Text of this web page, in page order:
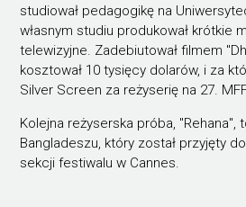
studiował pedagogikę na
własnym studiu produkował krótkie
telewizyjne. Zadebiutował filmem
kosztował 10 tysięcy dolarów, i za
Silver Screen za reżyserię na 27.
Kolejna reżyserska próba, "Rehana",
Bangladeszu, który został przyjęty
sekcji festiwalu w Cannes.